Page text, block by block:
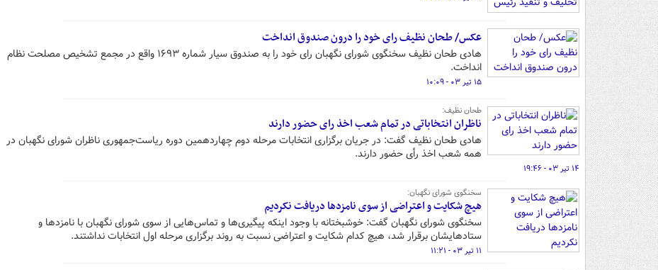
عکس/ طحان نظیف رای خود را درون صندوق انداخت
هادی طحان نظیف سخنگوی شورای نگهبان رای خود را به صندوق سیار شماره ۱۶۹۳ واقع در مجمع تشخیص مصلحت نظام
انداخت.
۱۵ تیر ۰۳ - ۱۰:۰۹
طحان نظیف:
ناظران انتخاباتی در تمام شعب اخذ رای حضور دارند
هادی طحان نظیف گفت: در جریان برگزاری انتخابات مرحله دوم چهاردهمین دوره ریاست‌جمهوری ناظران شورای نگهبان در
همه شعب اخذ رأی حضور دارند.
۱۴ تیر ۰۳ - ۱۹:۴۶
سخنگوی شورای نگهبان:
هیچ‌ شکایت و اعتراضی از سوی نامزدها دریافت نکردیم
سخنگوی شورای نگهبان گفت: خوشبختانه با وجود اینکه پیگیری‌ها و تماس‌هایی از سوی شورای نگهبان با نامزدها و
ستادهایشان برقرار شد، هیچ کدام شکایت و اعتراضی نسبت به روند برگزاری مرحله اول انتخابات نداشتند.
۱۱ تیر ۰۳ - ۱۱:۲۱